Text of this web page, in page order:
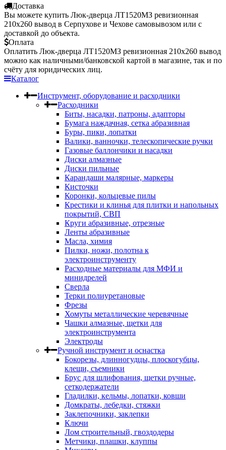
Доставка
Вы можете купить Люк-дверца ЛТ1520МЗ ревизионная
210х260 вывод в Серпухове и Чехове самовывозом или с
доставкой до объекта.
Оплата
Оплатить Люк-дверца ЛТ1520МЗ ревизионная 210х260 вывод
можно как наличными/банковской картой в магазине, так и по
счёту для юридических лиц.
Каталог
Инструмент, оборудование и расходники
Расходники
Биты, насадки, патроны, адапторы
Бумага наждачная, сетка абразивная
Буры, пики, лопатки
Валики, ванночки, телескопические ручки
Газовые баллончики и насадки
Диски алмазные
Диски пильные
Карандаши малярные, маркеры
Кисточки
Коронки, кольцевые пилы
Крестики и клинья для плитки и напольных
покрытий, СВП
Круги абразивные, отрезные
Ленты абразивные
Масла, химия
Пилки, ножи, полотна к
электроинструменту
Расходные материалы для МФИ и
минидрелей
Сверла
Терки полиуретановые
Фрезы
Хомуты металлические черевячные
Чашки алмазные, щетки для
электроинструмента
Электроды
Ручной инструмент и оснастка
Бокорезы, длинногудцы, плоскогубцы,
клещи, съемники
Брус для шлифования, щетки ручные,
сеткодержатели
Гладилки, кельмы, лопатки, ковши
Домкраты, лебедки, стяжки
Заклепочники, заклепки
Ключи
Лом строительный, гвоздодеры
Метчики, плашки, клуппы